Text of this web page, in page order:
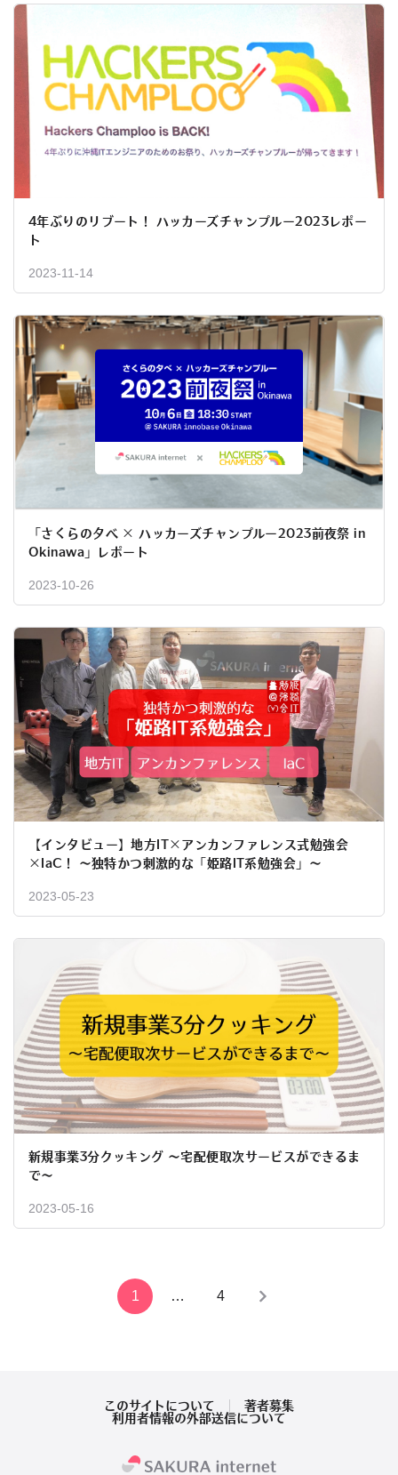
4年ぶりのリブート！ ハッカーズチャンプルー2023レポー
ト
2023-11-14
「さくらの夕べ × ハッカーズチャンプルー2023前夜祭 in
Okinawa」レポート
2023-10-26
【インタビュー】地方IT×アンカンファレンス式勉強会
×IaC！ ～独特かつ刺激的な「姫路IT系勉強会」～
2023-05-23
新規事業3分クッキング 〜宅配便取次サービスができるま
で〜
2023-05-16
1 … 4
このサイトについて
著者募集
利用者情報の外部送信について